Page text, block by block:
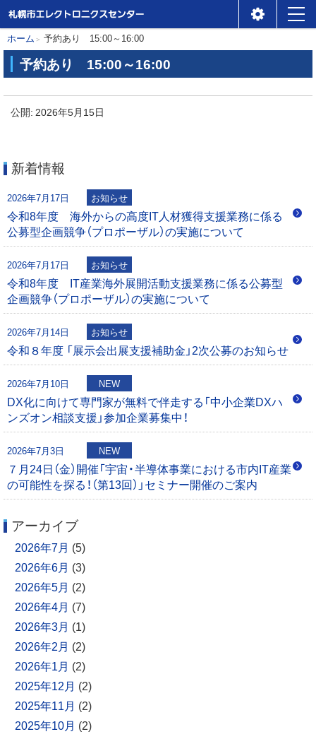
本
へ
札幌市エレクトロニクスセ
ンター
ニ
ュ
ー
現
在
位
置
の
ホーム 予約あり 15:00～16:00
予約あり 15:00～16:00
予
約
1
5
0
0
～
6
:
0
0
公開:2026年5月15日
新着情報
2026年7月17日 お知らせ
令和8年度 海外からの高度IT人材獲得支援業務に係る
公募型企画競争（プロポーザル）の実施について
2026年7月17日 お知らせ
令和8年度 IT産業海外展開活動支援業務に係る公募型
企画競争（プロポーザル）の実施について
2026年7月14日 お知らせ
令和８年度 「展示会出展支援補助金」2次公募のお知らせ
2026年7月10日 NEW
DX化に向けて専門家が無料で伴走する「中小企業DXハ
ンズオン相談支援」参加企業募集中！
2026年7月3日 NEW
７月24日（金）開催「宇宙・半導体事業における市内IT産業
の可能性を探る！（第13回）」セミナー開催のご案内
アーカイブ
2026年7月 (5)
2026年6月 (3)
2026年5月 (2)
2026年4月 (7)
2026年3月 (1)
2026年2月 (2)
2026年1月 (2)
2025年12月 (2)
2025年11月 (2)
2025年10月 (2)